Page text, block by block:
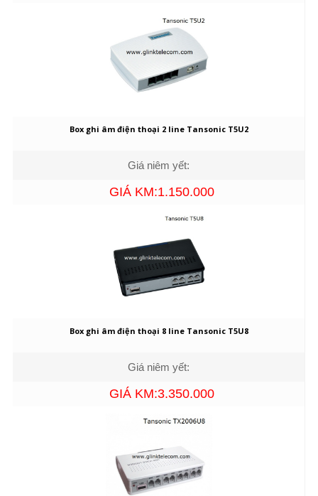
Box ghi âm điện thoại 2 line Tansonic T5U2
Giá niêm yết:
GIÁ KM:1.150.000
Box ghi âm điện thoại 8 line Tansonic T5U8
Giá niêm yết:
GIÁ KM:3.350.000